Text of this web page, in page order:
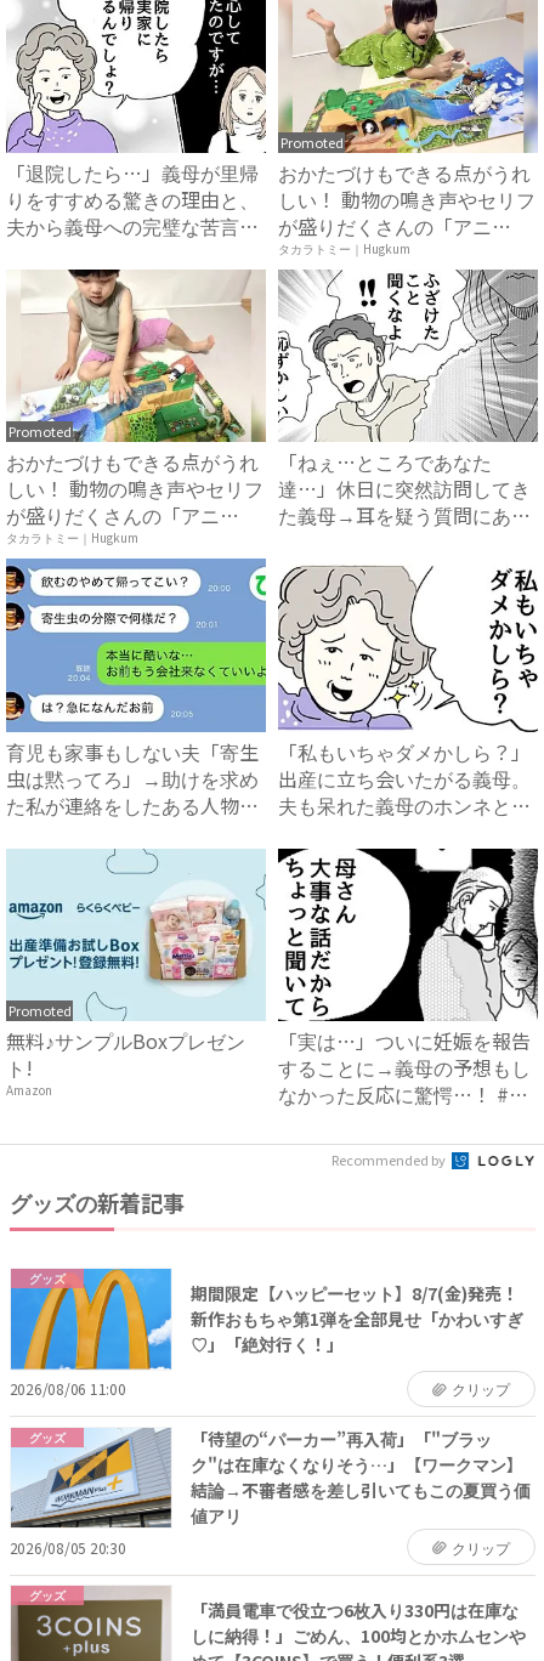
「退院したら…」義母が里帰
りをすすめる驚きの理由と、
夫から義母への完璧な苦言
Promoted
おかたづけもできる点がうれ
しい！ 動物の鳴き声やセリフ
が盛りだくさんの「アニ
ア ...
タカラトミー｜Hugkum
Promoted
おかたづけもできる点がうれ
しい！ 動物の鳴き声やセリフ
が盛りだくさんの「アニ
ア ...
タカラトミー｜Hugkum
「ねぇ…ところであなた
達…」休日に突然訪問してき
た義母→耳を疑う質問にあ
育児も家事もしない夫「寄生
虫は黙ってろ」→助けを求め
た私が連絡をしたある人物と
「私もいちゃダメかしら？」
出産に立ち会いたがる義母。
夫も呆れた義母のホンネと
Promoted
無料♪サンプルBoxプレゼン
ト!
Amazon
「実は…」ついに妊娠を報告
することに→義母の予想もし
なかった反応に驚愕…！ #
Recommended by
グッズの新着記事
グッズ
期間限定【ハッピーセット】8/7(金)発売！
新作おもちゃ第1弾を全部見せ「かわいすぎ
♡」「絶対行く！」
2026/08/06 11:00 クリップ
グッズ
「待望の“パーカー”再入荷」「"ブラッ
ク"は在庫なくなりそう…」【ワークマン】
結論→不審者感を差し引いてもこの夏買う価
値アリ
2026/08/05 20:30 クリップ
グッズ
「満員電車で役立つ6枚入り330円は在庫な
しに納得！」ごめん、100均とかホムセンや